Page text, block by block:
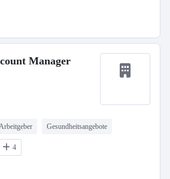
Manager
Gesundheitsangebote
4